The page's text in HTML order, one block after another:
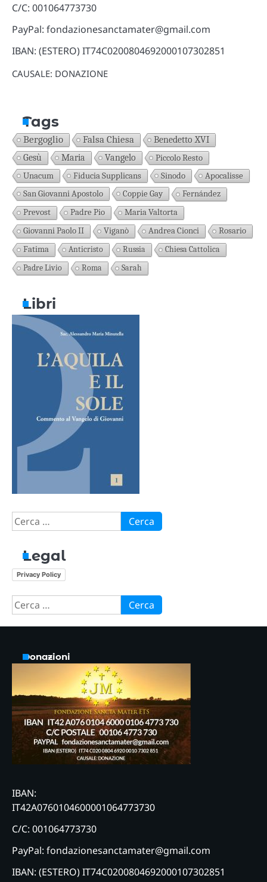
C/C: 001064773730
PayPal: fondazionesanctamater@gmail.com
IBAN: (ESTERO) IT74C0200804692000107302851
CAUSALE: DONAZIONE
Tags
Bergoglio Falsa Chiesa Benedetto XVI
Gesù Maria Vangelo
Piccolo Resto
Unacum
Fiducia Supplicans Sinodo
Apocalisse
San Giovanni Apostolo
Coppie Gay
Fernández
Prevost
Padre Pio
Maria Valtorta
Giovanni Paolo II
Viganò Andrea Cionci
Rosario
Fatima
Anticristo Russia
Chiesa Cattolica
Padre Livio
Roma Sarah
Libri
Ricerca
per:
Legal
Privacy Policy
Ricerca
per:
Donazioni
IBAN:
IT42A0760104600001064773730
C/C: 001064773730
PayPal: fondazionesanctamater@gmail.com
IBAN: (ESTERO) IT74C0200804692000107302851